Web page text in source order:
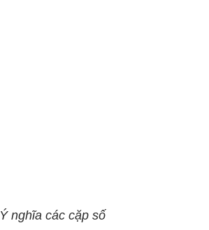
Ý nghĩa các cặp số